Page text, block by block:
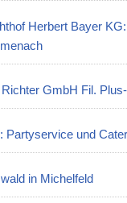
Herbert Bayer
GmbH Fil.
Partyservice und
in Michelfeld